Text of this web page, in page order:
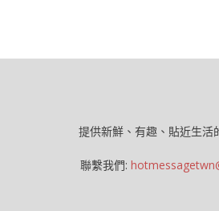
提供新鮮、有趣、貼近生活
聯繫我們: